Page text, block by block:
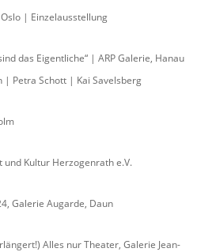
| Einzelausstellung
das Eigentliche“ | ARP Galerie, Hanau
| Petra Schott | Kai Savelsberg
und Kultur Herzogenrath e.V.
Galerie Augarde, Daun
Alles nur Theater, Galerie Jean-